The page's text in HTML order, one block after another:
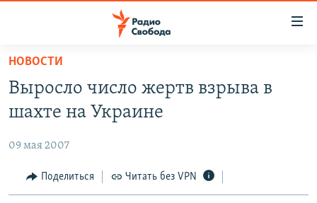
упрощенного
доступа
основному
Вернутся
ПОДКАСТЫ
АВТОРСКИЕ ПРОЕКТЫ
ЦИТАТЫ СВОБОДЫ
МНЕНИЯ
НОВОСТИ
Выросло число жертв взрыва в
шахте на Украине
09 мая 2007
Поделиться Читать без VPN